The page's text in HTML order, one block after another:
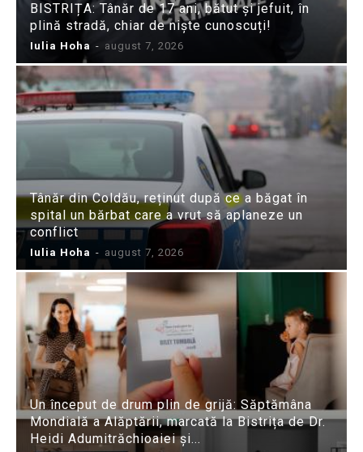
BISTRIȚA: Tânăr de 17 ani, bătut și jefuit, în
plină stradă, chiar de niște cunoscuți!
Iulia Hoha - august 7, 2026
Tânăr din Coldău, reținut după ce a băgat în
spital un bărbat care a vrut să aplaneze un
conflict
Iulia Hoha - august 7, 2026
Un început de drum plin de grijă: Săptămâna
Mondială a Alăptării, marcată la Bistrița de Dr.
Heidi Adumitrăchioaiei și...